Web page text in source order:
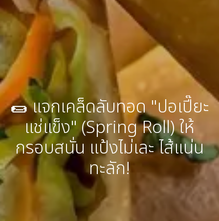
🌯 แจกเคล็ดลับทอด "ปอเปี๊ยะ
แช่แข็ง" (Spring Roll) ให้
กรอบสนั่น แป้งไม่เละ ไส้แน่น
ทะลัก!